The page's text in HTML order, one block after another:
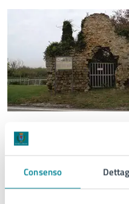
Consenso
I mosaici di Jesolo
basilica altomedievale, la
S. Maria Assunta, e rivelano